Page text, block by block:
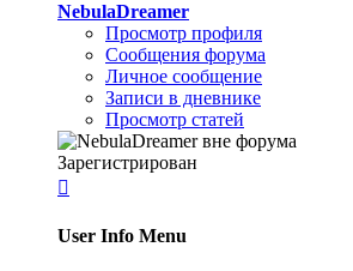
NebulaDreamer
Просмотр профиля
Сообщения форума
Личное сообщение
Записи в дневнике
Просмотр статей
Зарегистрирован

User Info Menu